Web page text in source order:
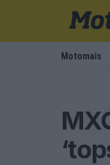
Motomais